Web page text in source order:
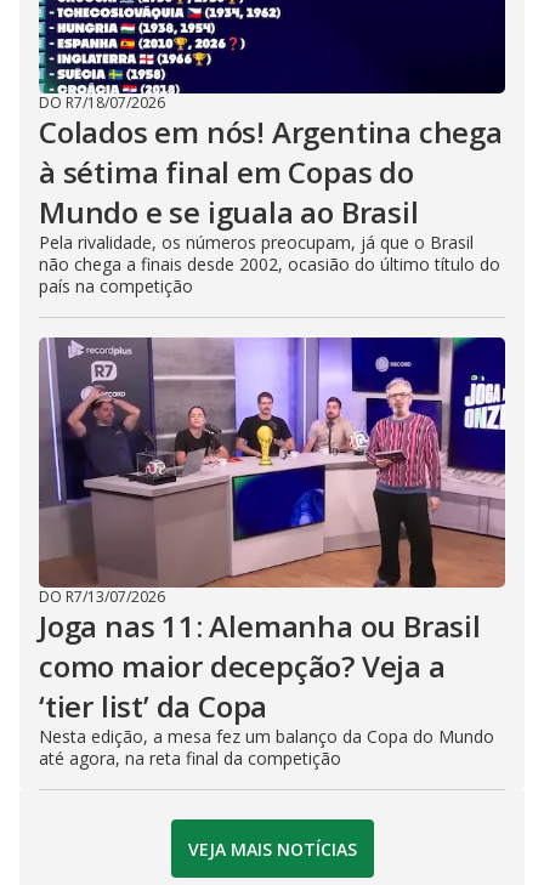
DO R7/18/07/2026
Colados em nós! Argentina chega
à sétima final em Copas do
Mundo e se iguala ao Brasil
Pela rivalidade, os números preocupam, já que o Brasil
não chega a finais desde 2002, ocasião do último título do
país na competição
DO R7/13/07/2026
Joga nas 11: Alemanha ou Brasil
como maior decepção? Veja a
‘tier list’ da Copa
Nesta edição, a mesa fez um balanço da Copa do Mundo
até agora, na reta final da competição
VEJA MAIS NOTÍCIAS